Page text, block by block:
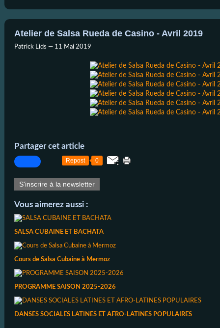
Atelier de Salsa Rueda de Casino - Avril 2019
Patrick Lids — 11 Mai 2019
Partager cet article
Repost 0
S'inscrire à la newsletter
Vous aimerez aussi :
SALSA CUBAINE ET BACHATA
Cours de Salsa Cubaine à Mermoz
PROGRAMME SAISON 2025-2026
DANSES SOCIALES LATINES ET AFRO-LATINES POPULAIRES